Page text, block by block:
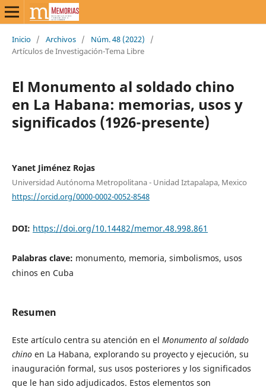
Inicio / Archivos / Núm. 48 (2022)
/
Artículos de Investigación-Tema Libre
El Monumento al soldado chino
en La Habana: memorias, usos y
significados (1926-presente)
Yanet Jiménez Rojas
Universidad Autónoma Metropolitana - Unidad Iztapalapa, Mexico
https://orcid.org/0000-0002-0052-8548
DOI: https://doi.org/10.14482/memor.48.998.861
Palabras clave: monumento, memoria, simbolismos, usos
chinos en Cuba
Resumen
Este artículo centra su atención en el Monumento al soldado
chino en La Habana, explorando su proyecto y ejecución, su
inauguración formal, sus usos posteriores y los significados
que le han sido adjudicados. Estos elementos son